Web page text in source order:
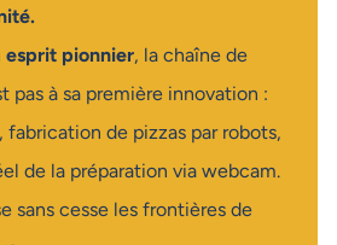
esprit pionnier, la chaîne de
pas à sa première innovation :
fabrication de pizzas par robots,
de la préparation via webcam.
sans cesse les frontières de